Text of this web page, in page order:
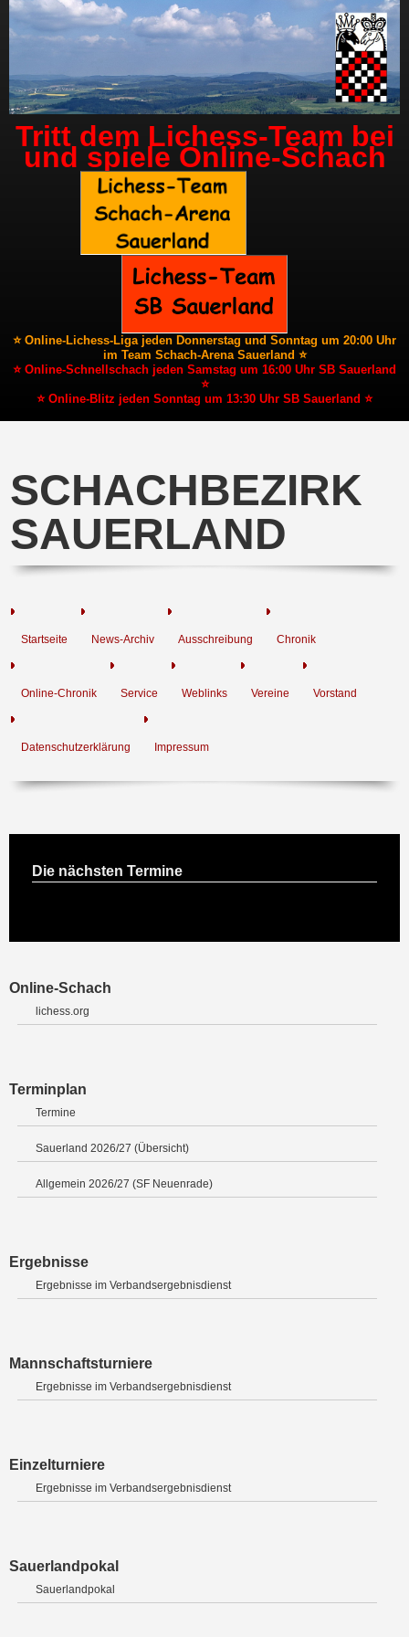
Tritt dem Lichess-Team bei
und spiele Online-Schach
⭐ Online-Lichess-Liga jeden Donnerstag und Sonntag um 20:00 Uhr
im Team Schach-Arena Sauerland ⭐
⭐ Online-Schnellschach jeden Samstag um 16:00 Uhr SB Sauerland
⭐
⭐ Online-Blitz jeden Sonntag um 13:30 Uhr SB Sauerland ⭐
SCHACHBEZIRK
SAUERLAND
Startseite News-Archiv Ausschreibung Chronik
Online-Chronik Service Weblinks Vereine Vorstand
Datenschutzerklärung Impressum
Die nächsten Termine
Online-Schach
lichess.org
Terminplan
Termine
Sauerland 2026/27 (Übersicht)
Allgemein 2026/27 (SF Neuenrade)
Ergebnisse
Ergebnisse im Verbandsergebnisdienst
Mannschaftsturniere
Ergebnisse im Verbandsergebnisdienst
Einzelturniere
Ergebnisse im Verbandsergebnisdienst
Sauerlandpokal
Sauerlandpokal